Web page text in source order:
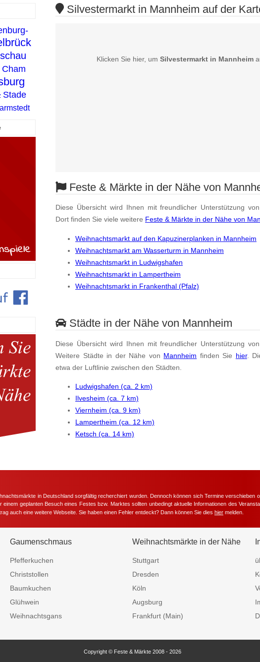
Silvestermarkt in Mannheim auf der
Klicken Sie hier, um Silvestermarkt in Mannheim
Feste & Märkte in der Nähe von
Diese Übersicht wird Ihnen mit freundlicher Unterstützung
Dort finden Sie viele weitere Feste & Märkte in der Nähe von
Weihnachtsmarkt auf den Kapuzinerplanken in Mannheim
Weihnachtsmarkt am Wasserturm in Mannheim
Weihnachtsmarkt in Ludwigshafen
Weihnachtsmarkt in Lampertheim
Weihnachtsmarkt in Frankenthal (Pfalz)
Städte in der Nähe von Mannheim
Diese Übersicht wird Ihnen mit freundlicher Unterstützung
Weitere Städte in der Nähe von Mannheim finden Sie hier.
etwa der Luftlinie zwischen den Städten.
Ludwigshafen (ca. 2 km)
Ilvesheim (ca. 7 km)
Viernheim (ca. 9 km)
Lampertheim (ca. 12 km)
Ketsch (ca. 14 km)
Cham
Stade
in Deutschland sorgfältig recherchiert wurden. Dennoch können sich Termine verschieben
einem geplanten Besuch eines Festes bzw. Marktes sollten unbedingt aktuelle Informationen des
auch eine weitere Webseite. Sie haben einen Fehler entdeckt? Dann können Sie dies hier melden.
Gaumenschmaus
Pfefferkuchen
Christstollen
Baumkuchen
Glühwein
Weihnachtsgans
Weihnachtsmärkte in der Nähe
Stuttgart
Dresden
Köln
Augsburg
Frankfurt (Main)
Copyright © Feste & Märkte 2008 - 2026